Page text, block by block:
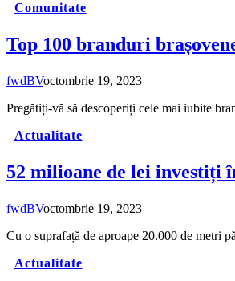
Comunitate
Top 100 branduri
fwdBVoctombrie 19, 2023
Pregătiți-vă să descoperiți cele mai iubite
Actualitate
52 milioane de lei investiți
fwdBVoctombrie 19, 2023
Cu o suprafață de aproape 20.000 de metri
Actualitate